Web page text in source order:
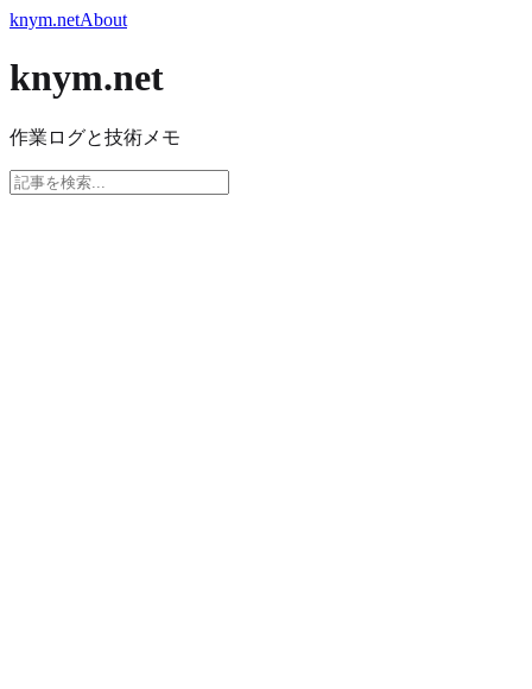
knym.netAbout
knym.net
作業ログと技術メモ